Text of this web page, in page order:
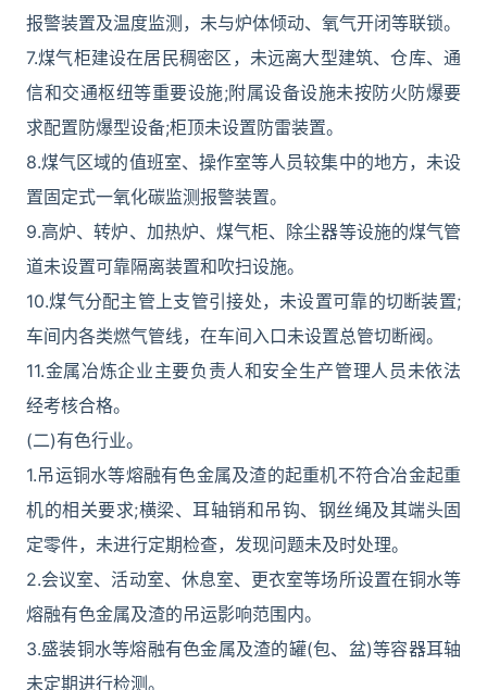
报警装置及温度监测，未与炉体倾动、氧气开闭等联锁。
7.煤气柜建设在居民稠密区，未远离大型建筑、仓库、通
信和交通枢纽等重要设施;附属设备设施未按防火防爆要
求配置防爆型设备;柜顶未设置防雷装置。
8.煤气区域的值班室、操作室等人员较集中的地方，未设
置固定式一氧化碳监测报警装置。
9.高炉、转炉、加热炉、煤气柜、除尘器等设施的煤气管
道未设置可靠隔离装置和吹扫设施。
10.煤气分配主管上支管引接处，未设置可靠的切断装置;
车间内各类燃气管线，在车间入口未设置总管切断阀。
11.金属冶炼企业主要负责人和安全生产管理人员未依法
经考核合格。
(二)有色行业。
1.吊运铜水等熔融有色金属及渣的起重机不符合冶金起重
机的相关要求;横梁、耳轴销和吊钩、钢丝绳及其端头固
定零件，未进行定期检查，发现问题未及时处理。
2.会议室、活动室、休息室、更衣室等场所设置在铜水等
熔融有色金属及渣的吊运影响范围内。
3.盛装铜水等熔融有色金属及渣的罐(包、盆)等容器耳轴
未定期进行检测。